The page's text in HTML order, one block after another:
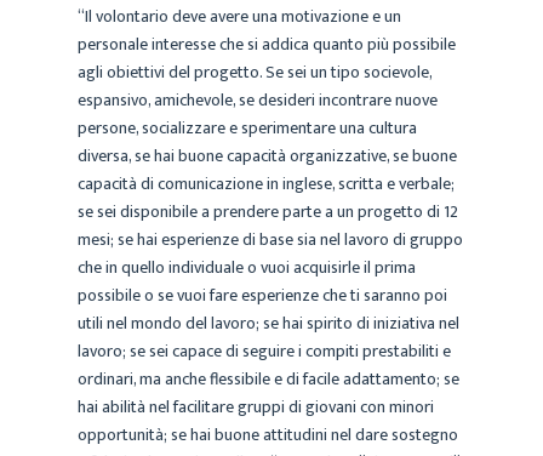
“Il volontario deve avere una motivazione e un
personale interesse che si addica quanto più possibile
agli obiettivi del progetto. Se sei un tipo socievole,
espansivo, amichevole, se desideri incontrare nuove
persone, socializzare e sperimentare una cultura
diversa, se hai buone capacità organizzative, se buone
capacità di comunicazione in inglese, scritta e verbale;
se sei disponibile a prendere parte a un progetto di 12
mesi; se hai esperienze di base sia nel lavoro di gruppo
che in quello individuale o vuoi acquisirle il prima
possibile o se vuoi fare esperienze che ti saranno poi
utili nel mondo del lavoro; se hai spirito di iniziativa nel
lavoro; se sei capace di seguire i compiti prestabiliti e
ordinari, ma anche flessibile e di facile adattamento; se
hai abilità nel facilitare gruppi di giovani con minori
opportunità; se hai buone attitudini nel dare sostegno